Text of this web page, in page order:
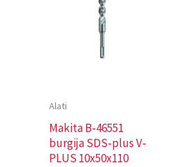
Alati
Makita B-46551
burgija SDS-plus V-
PLUS 10x50x110